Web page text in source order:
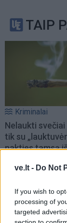
ve.lt - Do Not
If you wish to
processing of
targeted
TAIP
Kriminalai
Nelaukti svečiai
tik su
nakties tamsą